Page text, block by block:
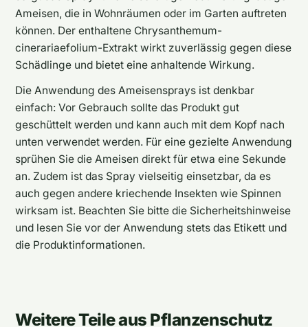
Ameisen, die in Wohnräumen oder im Garten auftreten
können. Der enthaltene Chrysanthemum-
cinerariaefolium-Extrakt wirkt zuverlässig gegen diese
Schädlinge und bietet eine anhaltende Wirkung.
Die Anwendung des Ameisensprays ist denkbar
einfach: Vor Gebrauch sollte das Produkt gut
geschüttelt werden und kann auch mit dem Kopf nach
unten verwendet werden. Für eine gezielte Anwendung
sprühen Sie die Ameisen direkt für etwa eine Sekunde
an. Zudem ist das Spray vielseitig einsetzbar, da es
auch gegen andere kriechende Insekten wie Spinnen
wirksam ist. Beachten Sie bitte die Sicherheitshinweise
und lesen Sie vor der Anwendung stets das Etikett und
die Produktinformationen.
Weitere Teile aus Pflanzenschutz